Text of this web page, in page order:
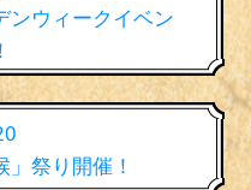
ンウィークイベン
」祭り開催！